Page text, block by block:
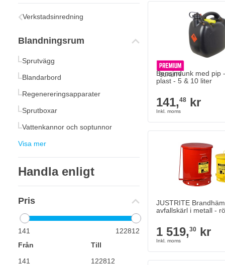
Verkstadsinredning
Blandningsrum
Sprutvägg
Blandarbord
Regenereringsapparater
Sprutboxar
Vattenkannor och soptunnor
Visa mer
Handla enligt
Pris
141
122812
Från
Till
kr
Bensindunk med pip
plast - 5 & 10 liter
141,48kr
I lager
Config Color
30kr
JUSTRITE
avfallskärl i metall -
1 519,30kr